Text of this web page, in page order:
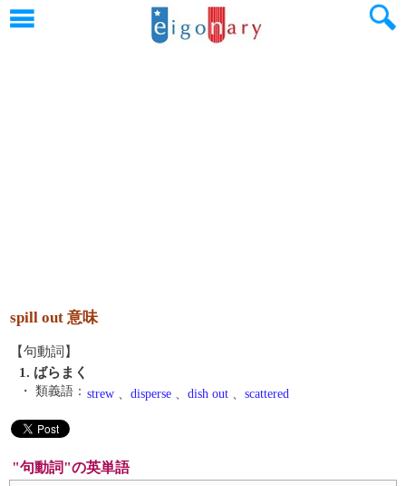
spill out 意味
【句動詞】
1. ばらまく
・ 類義語： strew 、 disperse 、 dish out 、 scattered
"句動詞"の英単語